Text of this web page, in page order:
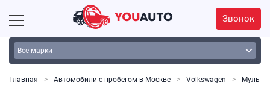
Звонок
Главная Автомобили с пробегом в Москве Volkswagen